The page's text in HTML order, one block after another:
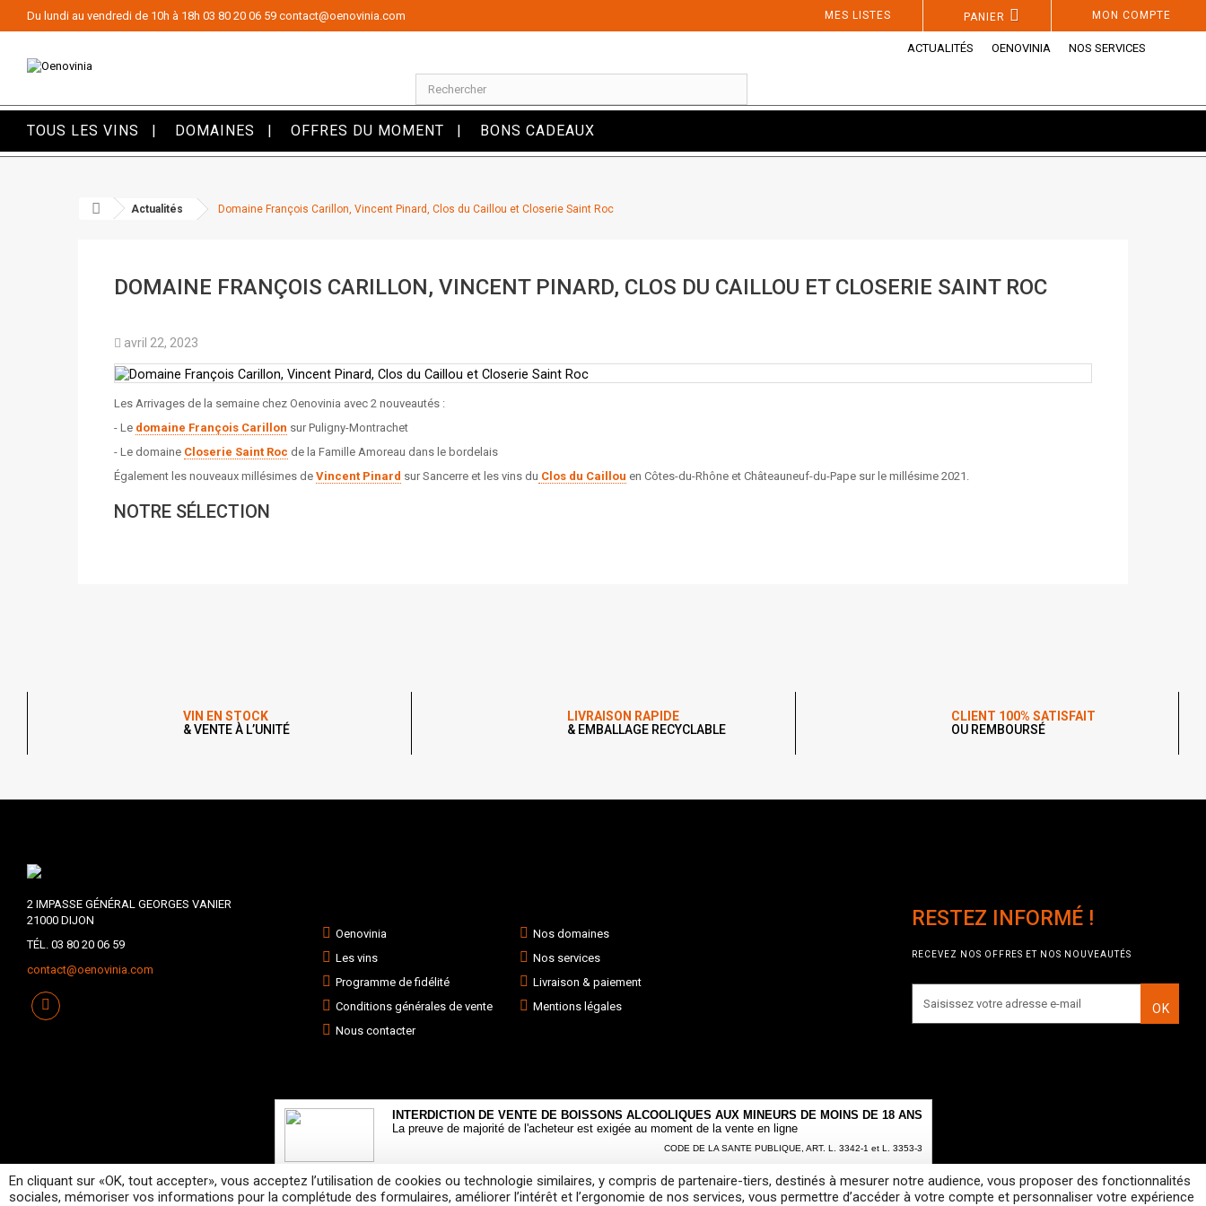
MON COMPTE
PANIER
MES LISTES
Du lundi au vendredi de 10h à 18h 03 80 20 06 59 contact@oenovinia.com
ACTUALITÉS OENOVINIA NOS SERVICES
TOUS LES VINS DOMAINES OFFRES DU MOMENT BONS CADEAUX
Actualités Domaine François Carillon, Vincent Pinard, Clos du Caillou et Closerie Saint Roc
DOMAINE FRANÇOIS CARILLON, VINCENT PINARD, CLOS DU CAILLOU ET CLOSERIE SAINT ROC
avril 22, 2023
Les Arrivages de la semaine chez Oenovinia avec 2 nouveautés :
- Le domaine François Carillon sur Puligny-Montrachet
- Le domaine Closerie Saint Roc de la Famille Amoreau dans le bordelais
Également les nouveaux millésimes de Vincent Pinard sur Sancerre et les vins du Clos du Caillou en Côtes-du-Rhône et Châteauneuf-du-Pape sur le millésime 2021.
NOTRE SÉLECTION
VIN EN STOCK
& VENTE À L’UNITÉ
LIVRAISON RAPIDE
& EMBALLAGE RECYCLABLE
CLIENT 100% SATISFAIT
OU REMBOURSÉ
2 IMPASSE GÉNÉRAL GEORGES VANIER
21000 DIJON
TÉL. 03 80 20 06 59
contact@oenovinia.com
Oenovinia
Nos domaines
Les vins
Nos services
Programme de fidélité
Livraison & paiement
Conditions générales de vente
Mentions légales
Nous contacter
RESTEZ INFORMÉ !
RECEVEZ NOS OFFRES ET NOS NOUVEAUTÉS
OK
INTERDICTION DE VENTE DE BOISSONS ALCOOLIQUES AUX MINEURS DE MOINS DE 18 ANS
La preuve de majorité de l'acheteur est exigée au moment de la vente en ligne
CODE DE LA SANTE PUBLIQUE, ART. L. 3342-1 et L. 3353-3
L’abus d’alcool est dangereux pour la santé, consommez avec modération © Rouge Cerise
Panneau de gestion des cookies
En cliquant sur «OK, tout accepter», vous acceptez l’utilisation de cookies ou technologie similaires, y compris de partenaire-tiers, destinés à mesurer notre audience, vous proposer des fonctionnalités
sociales, mémoriser vos informations pour la complétude des formulaires, améliorer l’intérêt et l’ergonomie de nos services, vous permettre d’accéder à votre compte et personnaliser votre expérience